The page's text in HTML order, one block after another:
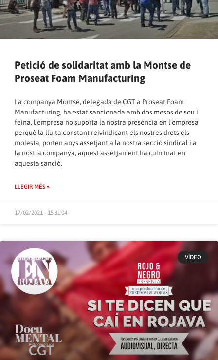
Petició de solidaritat amb la Montse de
Proseat Foam Manufacturing
La companya Montse, delegada de CGT a Proseat Foam
Manufacturing, ha estat sancionada amb dos mesos de sou i
feina, l’empresa no suporta la nostra presència en l’empresa
perquè la lluita constant reivindicant els nostres drets els
molesta, porten anys assetjant a la nostra secció sindical i a
la nostra companya, aquest assetjament ha culminat en
aquesta sanció.
LLEGIR MÉS »
17/02/2021 - 15:31:04
VÍDEO